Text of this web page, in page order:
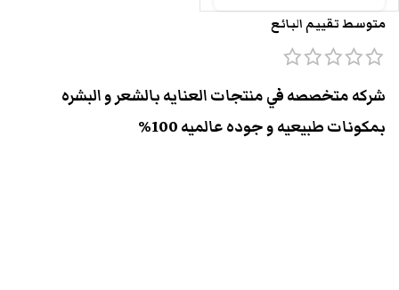
متوسط تقييم البائع
شركه متخصصه في منتجات العنايه بالشعر و البشره
بمكونات طبيعيه و جوده عالميه 100%